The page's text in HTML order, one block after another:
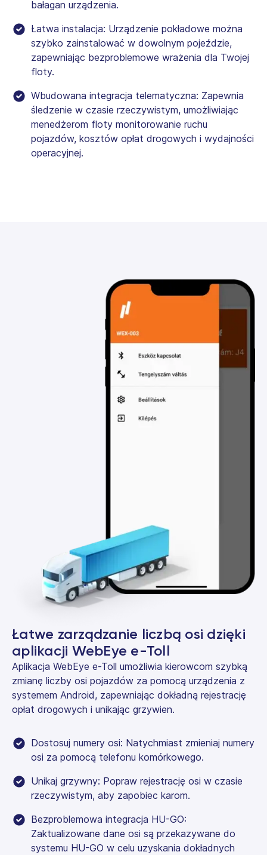
bałagan urządzenia.
Łatwa instalacja: Urządzenie pokładowe można
szybko zainstalować w dowolnym pojeździe,
zapewniając bezproblemowe wrażenia dla Twojej
floty.
Wbudowana integracja telematyczna: Zapewnia
śledzenie w czasie rzeczywistym, umożliwiając
menedżerom floty monitorowanie ruchu
pojazdów, kosztów opłat drogowych i wydajności
operacyjnej.
Łatwe zarządzanie liczbą osi dzięki
aplikacji WebEye e-Toll
Aplikacja WebEye e-Toll umożliwia kierowcom szybką
zmianę liczby osi pojazdów za pomocą urządzenia z
systemem Android, zapewniając dokładną rejestrację
opłat drogowych i unikając grzywien.
Dostosuj numery osi: Natychmiast zmieniaj numery
osi za pomocą telefonu komórkowego.
Unikaj grzywny: Popraw rejestrację osi w czasie
rzeczywistym, aby zapobiec karom.
Bezproblemowa integracja HU-GO:
Zaktualizowane dane osi są przekazywane do
systemu HU-GO w celu uzyskania dokładnych